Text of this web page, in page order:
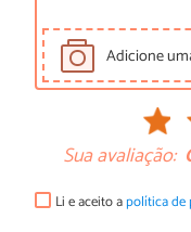
Adicione
Sua avaliação:
Li e aceito apolítica de